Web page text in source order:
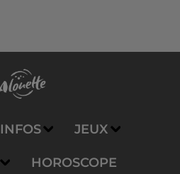
INFOS JEUX
HOROSCOPE